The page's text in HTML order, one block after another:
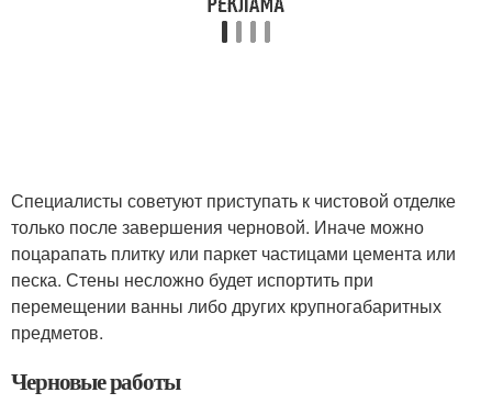
Специалисты советуют приступать к чистовой отделке
только после завершения черновой. Иначе можно
поцарапать плитку или паркет частицами цемента или
песка. Стены несложно будет испортить при
перемещении ванны либо других крупногабаритных
предметов.
Черновые работы